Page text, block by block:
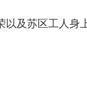
及苏区工人身